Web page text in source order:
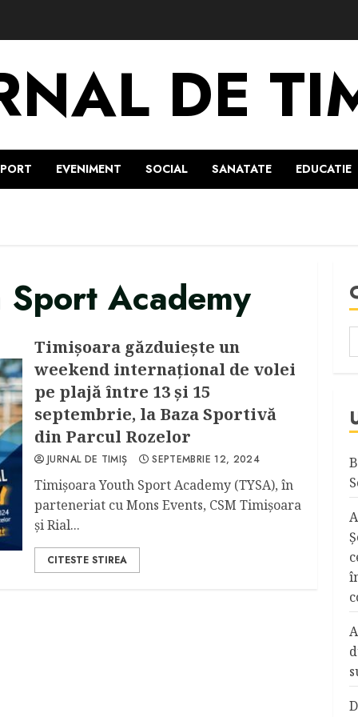
DE
EVENIMENT SOCIAL SANATATE EDUCATIE
Sport Academy
Timișoara găzduiește un
weekend internațional de volei
pe plajă între 13 și 15
septembrie, la Baza Sportivă
din Parcul Rozelor
JURNAL DE TIMIȘ SEPTEMBRIE 12, 2024
Timișoara Youth Sport Academy (TYSA), în
parteneriat cu Mons Events, CSM Timișoara
și Rial...
CITESTE STIREA